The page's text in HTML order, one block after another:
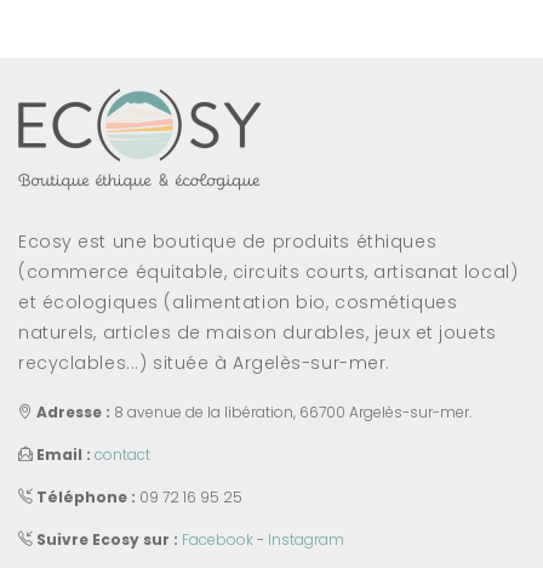
Ecosy est une boutique de produits éthiques
(commerce équitable, circuits courts, artisanat local)
et écologiques (alimentation bio, cosmétiques
naturels, articles de maison durables, jeux et jouets
recyclables...) située à Argelès-sur-mer.
Adresse : 8 avenue de la libération, 66700 Argelès-sur-mer.
Email : contact
Téléphone : 09 72 16 95 25
Suivre Ecosy sur : Facebook- Instagram